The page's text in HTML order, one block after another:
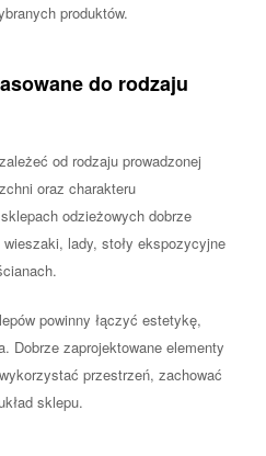
produktów.
do rodzaju
od rodzaju prowadzonej
oraz charakteru
odzieżowych dobrze
lady, stoły ekspozycyjne
powinny łączyć estetykę,
Dobrze zaprojektowane elementy
przestrzeń, zachować
sklepu.